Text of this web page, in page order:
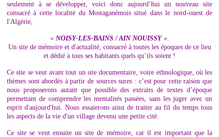
seulement à se développer, voici donc aujourd’hui un nouveau site
consacré à cette localité du Mostaganémois situé dans le nord-ouest de
l'Algérie,
« NOISY-LES-BAINS / AIN NOUISSY».
Un site de mémoire et d'actualité, consacré à toutes les époques de ce lieu
et dédié à tous ses habitants quels qu’ils soient !
Ce site se veut avant tout un site documentaire, voire ethnologique, où les
thèmes sont abordés à partir de sources sures : c’est pour cette raison que
nous proposerons autant que possible des extraits de textes d’époque
permettant de comprendre les mentalités passées, sans les juger avec un
esprit d'aujourd'hui. Nous essaierons ainsi de traiter au fil du temps tous
les aspects de la vie d'un village devenu une petite cité.
Ce site se veut ensuite un site de mémoire, car il est important que la